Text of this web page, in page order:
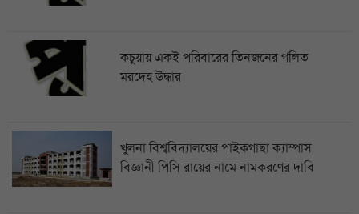
কচুয়ায় একই পরিবারের তিনজনের গলিত
মরদেহ উদ্ধার
খুলনা বিশ্ববিদ্যালয়ের পাইকগাছা ক্যাম্পাস
বিজ্ঞানী পিসি রায়ের নামে নামকরণের দাবি